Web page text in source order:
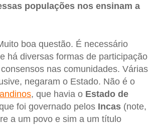
populações nos ensinam a
boa questão. É necessário
há diversas formas de participação
nas comunidades. Várias
negaram o Estado. Não é o
, que havia o Estado de
foi governado pelos Incas (note,
a um povo e sim a um título